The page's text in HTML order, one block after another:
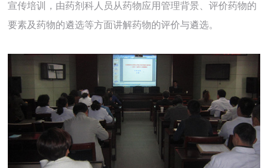
宣传培训，由药剂科人员从药物应用管理背景、评价药物的
要素及药物的遴选等方面讲解药物的评价与遴选。